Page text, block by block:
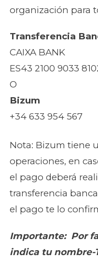
organización para
Transferencia
CAIXA BANK
ES43 2100 9033
O
Bizum
+34 633 954 567
Nota: Bizum tiene
operaciones, en
el pago deberá
transferencia
el pago te lo
Importante: Por
indica tu nombre-